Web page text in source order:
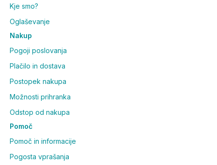
Kje smo?
Oglaševanje
Nakup
Pogoji poslovanja
Plačilo in dostava
Postopek nakupa
Možnosti prihranka
Odstop od nakupa
Pomoč
Pomoč in informacije
Pogosta vprašanja